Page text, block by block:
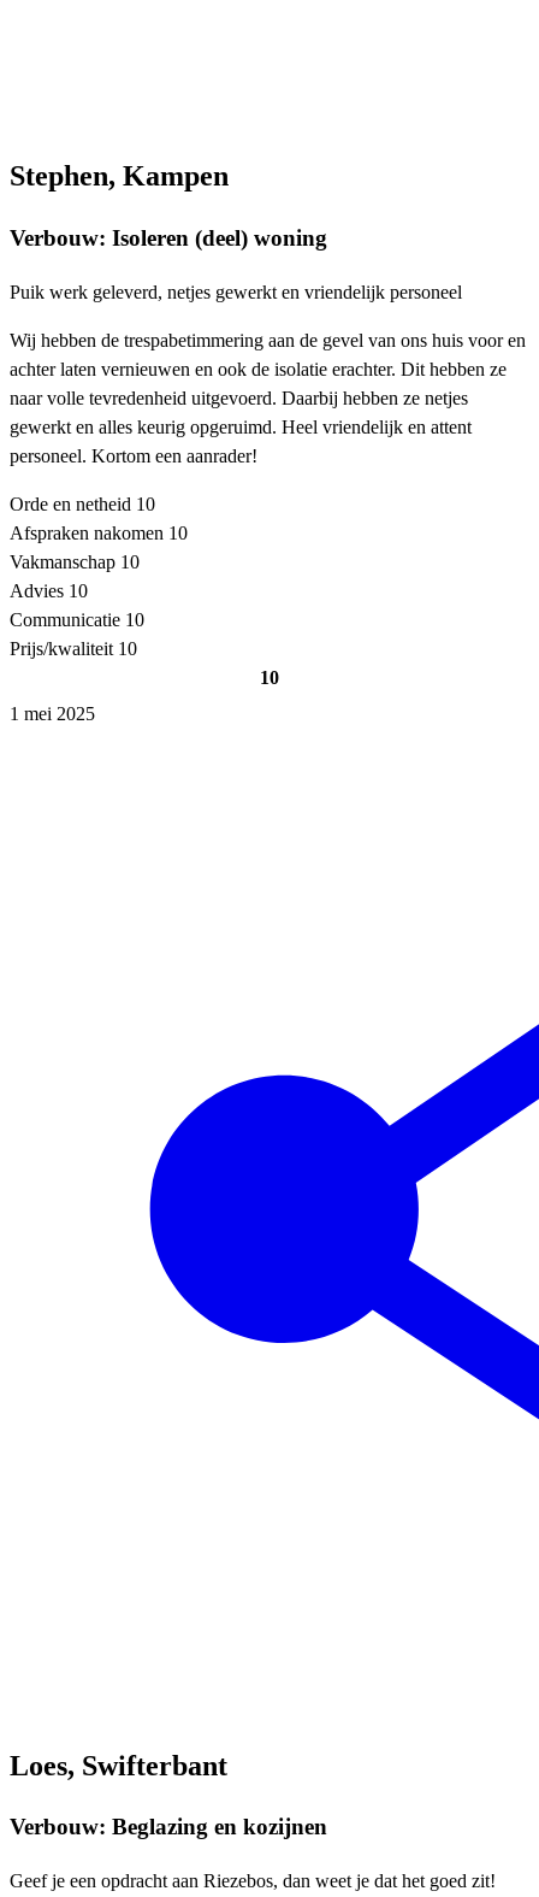
Stephen, Kampen
Verbouw: Isoleren (deel) woning
Puik werk geleverd, netjes gewerkt en vriendelijk personeel
Wij hebben de trespabetimmering aan de gevel van ons huis voor en
achter laten vernieuwen en ook de isolatie erachter. Dit hebben ze
naar volle tevredenheid uitgevoerd. Daarbij hebben ze netjes
gewerkt en alles keurig opgeruimd. Heel vriendelijk en attent
personeel. Kortom een aanrader!
Orde en netheid 10
Afspraken nakomen 10
Vakmanschap 10
Advies 10
Communicatie 10
Prijs/kwaliteit 10
10
1 mei 2025
Loes, Swifterbant
Verbouw: Beglazing en kozijnen
Geef je een opdracht aan Riezebos, dan weet je dat het goed zit!